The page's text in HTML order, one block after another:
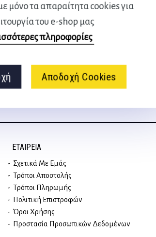
μόνο τα απαραίτητα cookies για
του e-shop μας
πληροφορίες
Αποδοχή Cookies
μας
social media
ΕΤΑΙΡΕΊΑ
Σχετικά Με Εμάς
Τρόποι Αποστολής
Τρόποι Πληρωμής
Πολιτική Επιστροφών
Όροι Χρήσης
Προστασία Προσωπικών Δεδομένων